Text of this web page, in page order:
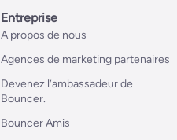
Entreprise
A propos de nous
Agences de marketing partenaires
Devenez l’ambassadeur de
Bouncer.
Bouncer Amis